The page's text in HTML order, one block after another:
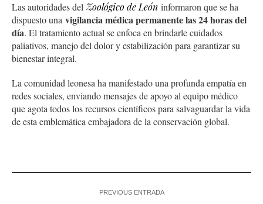
Las autoridades delZoológico de León informaron que se ha
dispuesto una vigilancia médica permanente las 24 horas del
día. El tratamiento actual se enfoca en brindarle cuidados
paliativos, manejo del dolor y estabilización para garantizar su
bienestar integral.
La comunidad leonesa ha manifestado una profunda empatía en
redes sociales, enviando mensajes de apoyo al equipo médico
que agota todos los recursos científicos para salvaguardar la vida
de esta emblemática embajadora de la conservación global.
PREVIOUS ENTRADA